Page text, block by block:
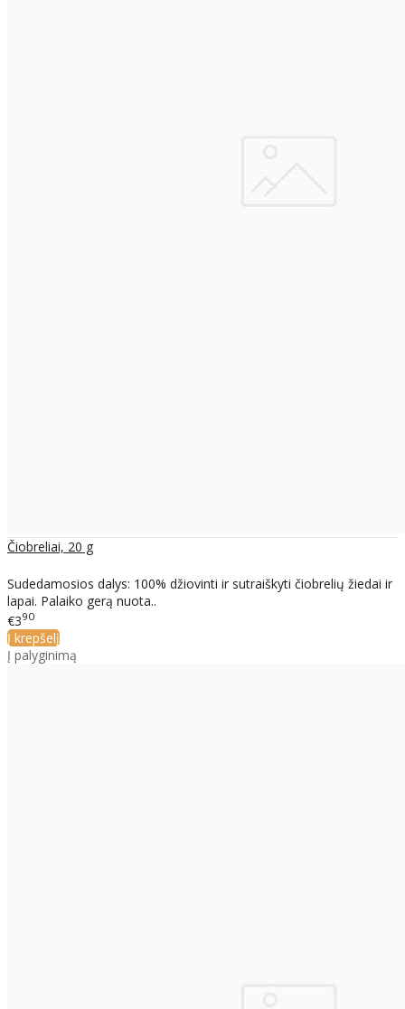
Čiobreliai, 20 g
Sudedamosios dalys: 100% džiovinti ir sutraiškyti čiobrelių žiedai ir
lapai. Palaiko gerą nuota..
€390
Į krepšelį
Į palyginimą